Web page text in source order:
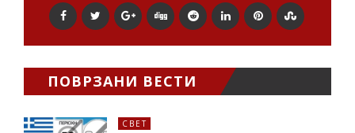
ПОВРЗАНИ ВЕСТИ
СВЕТ